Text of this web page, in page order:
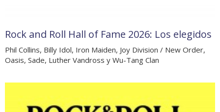
Rock and Roll Hall of Fame 2026: Los elegidos
Phil Collins, Billy Idol, Iron Maiden, Joy Division / New Order,
Oasis, Sade, Luther Vandross y Wu-Tang Clan